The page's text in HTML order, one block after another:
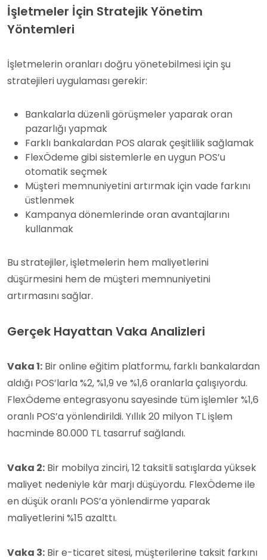
İşletmeler İçin Stratejik Yönetim
Yöntemleri
İşletmelerin oranları doğru yönetebilmesi için şu
stratejileri uygulaması gerekir:
Bankalarla düzenli görüşmeler yaparak oran
pazarlığı yapmak
Farklı bankalardan POS alarak çeşitlilik sağlamak
FlexÖdeme gibi sistemlerle en uygun POS’u
otomatik seçmek
Müşteri memnuniyetini artırmak için vade farkını
üstlenmek
Kampanya dönemlerinde oran avantajlarını
kullanmak
Bu stratejiler, işletmelerin hem maliyetlerini
düşürmesini hem de müşteri memnuniyetini
artırmasını sağlar.
Gerçek Hayattan Vaka Analizleri
Vaka 1: Bir online eğitim platformu, farklı bankalardan
aldığı POS’larla %2, %1,9 ve %1,6 oranlarla çalışıyordu.
FlexÖdeme entegrasyonu sayesinde tüm işlemler %1,6
oranlı POS’a yönlendirildi. Yıllık 20 milyon TL işlem
hacminde 80.000 TL tasarruf sağlandı.
Vaka 2: Bir mobilya zinciri, 12 taksitli satışlarda yüksek
maliyet nedeniyle kâr marjı düşüyordu. FlexÖdeme ile
en düşük oranlı POS’a yönlendirme yaparak
maliyetlerini %15 azalttı.
Vaka 3: Bir e-ticaret sitesi, müşterilerine taksit farkını